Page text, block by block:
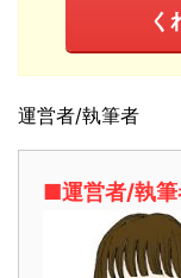
く
運営者/執筆者
■運営者/執筆